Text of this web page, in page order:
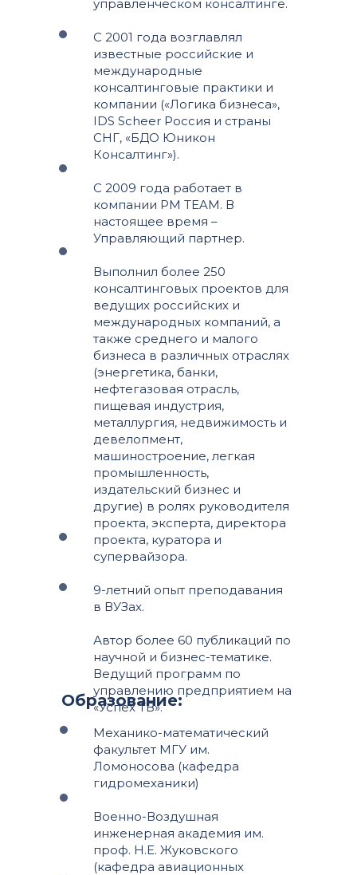
управленческом консалтинге.
С 2001 года возглавлял
известные российские и
международные
консалтинговые практики и
компании («Логика бизнеса»,
IDS Scheer Россия и страны
СНГ, «БДО Юникон
Консалтинг»).
С 2009 года работает в
компании PM TEAM. В
настоящее время –
Управляющий партнер.
Выполнил более 250
консалтинговых проектов для
ведущих российских и
международных компаний, а
также среднего и малого
бизнеса в различных отраслях
(энергетика, банки,
нефтегазовая отрасль,
пищевая индустрия,
металлургия, недвижимость и
девелопмент,
машиностроение, легкая
промышленность,
издательский бизнес и
другие) в ролях руководителя
проекта, эксперта, директора
проекта, куратора и
супервайзора.
9-летний опыт преподавания
в ВУЗах.
Автор более 60 публикаций по
научной и бизнес-тематике.
Ведущий программ по
управлению предприятием на
«Успех ТВ».
Образование:
Механико-математический
факультет МГУ им.
Ломоносова (кафедра
гидромеханики)
Военно-Воздушная
инженерная академия им.
проф. Н.Е. Жуковского
(кафедра авиационных